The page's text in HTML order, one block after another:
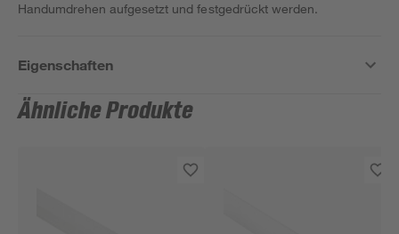
Handumdrehen aufgesetzt und festgedrückt werden.
Eigenschaften
Ähnliche Produkte